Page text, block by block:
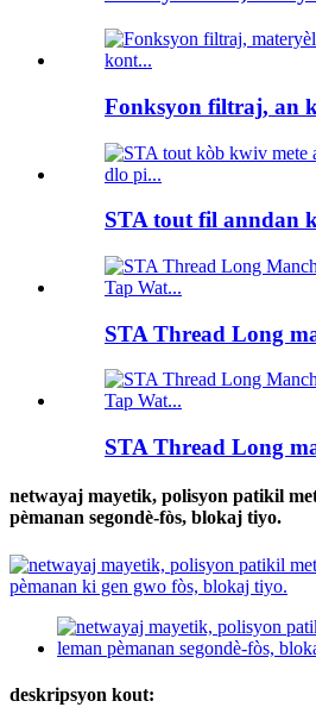
Fonksyon filtraj, an
STA tout fil anndan
STA Thread Long
STA Thread Long
netwayaj mayetik, polisyon patikil
pèmanan segondè-fòs, blokaj tiyo.
deskripsyon kout: